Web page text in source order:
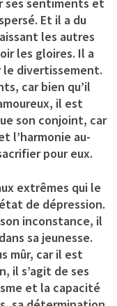
Et il a du
les autres
les gloires. Il a
le divertissement.
car bien qu’il
il est
son conjoint, car
l’harmonie au-
pour eux.
extrêmes qui le
de dépression.
inconstance, il
sa jeunesse.
mûr, car il est
il s’agit de ses
et la capacité